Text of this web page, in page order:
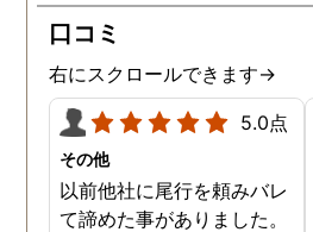
口コミ
右にスクロールできます→
5.0点
その他
以前他社に尾行を頼みバレ
て諦めた事がありました。